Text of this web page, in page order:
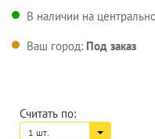
В наличии на
Ваш город: Под заказ
Считать по:
1 шт.